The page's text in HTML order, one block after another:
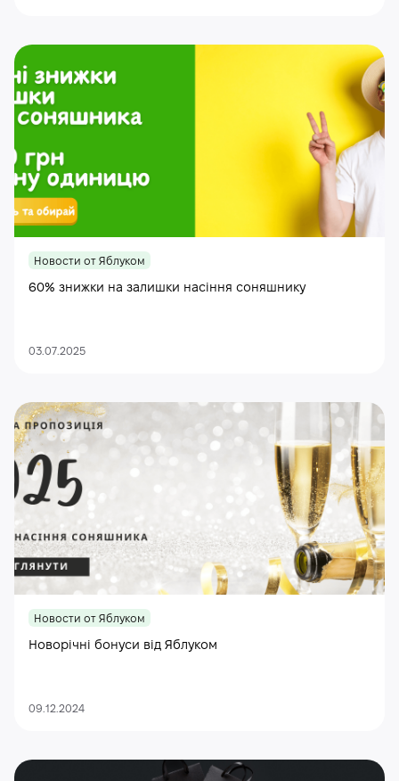
Новости от Яблуком
60% знижки на залишки насіння соняшнику
03.07.2025
Новости от Яблуком
Новорічні бонуси від Яблуком
09.12.2024